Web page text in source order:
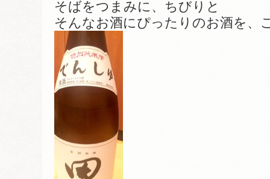
そばをつまみに、ちびりと
そんなお酒にぴったりのお酒を、